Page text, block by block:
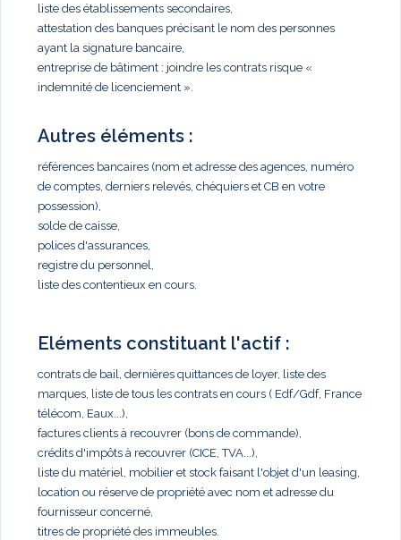
liste des établissements secondaires,
attestation des banques précisant le nom des personnes
ayant la signature bancaire,
entreprise de bâtiment : joindre les contrats risque «
indemnité de licenciement ».
Autres éléments :
références bancaires (nom et adresse des agences, numéro
de comptes, derniers relevés, chéquiers et CB en votre
possession),
solde de caisse,
polices d'assurances,
registre du personnel,
liste des contentieux en cours.
Eléments constituant l'actif :
contrats de bail, dernières quittances de loyer, liste des
marques, liste de tous les contrats en cours ( Edf/Gdf, France
télécom, Eaux...),
factures clients à recouvrer (bons de commande),
crédits d'impôts à recouvrer (CICE, TVA...),
liste du matériel, mobilier et stock faisant l'objet d'un leasing,
location ou réserve de propriété avec nom et adresse du
fournisseur concerné,
titres de propriété des immeubles.